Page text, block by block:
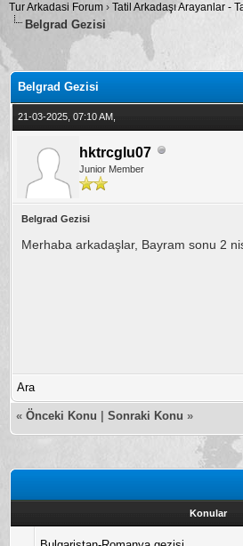
Tur Arkadasi Forum › Tatil Arkadaşı Arayanlar -
Belgrad Gezisi
0
Belgrad Gezisi
21-03-2025, 07:10 AM,
hktrcglu07
Junior Member
Belgrad Gezisi
Merhaba arkadaşlar, Bayram sonu 2
Ara
« Önceki Konu Sonraki Konu »
Konular